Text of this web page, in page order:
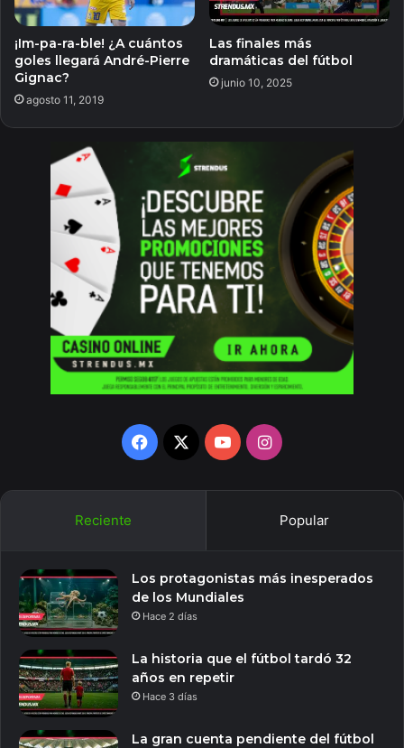
¡Im-pa-ra-ble! ¿A cuántos
goles llegará André-Pierre
Gignac?
agosto 11, 2019
Las finales más
dramáticas del fútbol
junio 10, 2025
Facebook
X YouTubeInstagram
Reciente Popular
Los protagonistas más inesperados
de los Mundiales
Hace 2 días
La historia que el fútbol tardó 32
años en repetir
Hace 3 días
La gran cuenta pendiente del fútbol